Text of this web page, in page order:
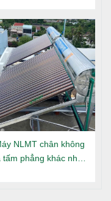
NLMT chân không
tấm phẳng khác nhau